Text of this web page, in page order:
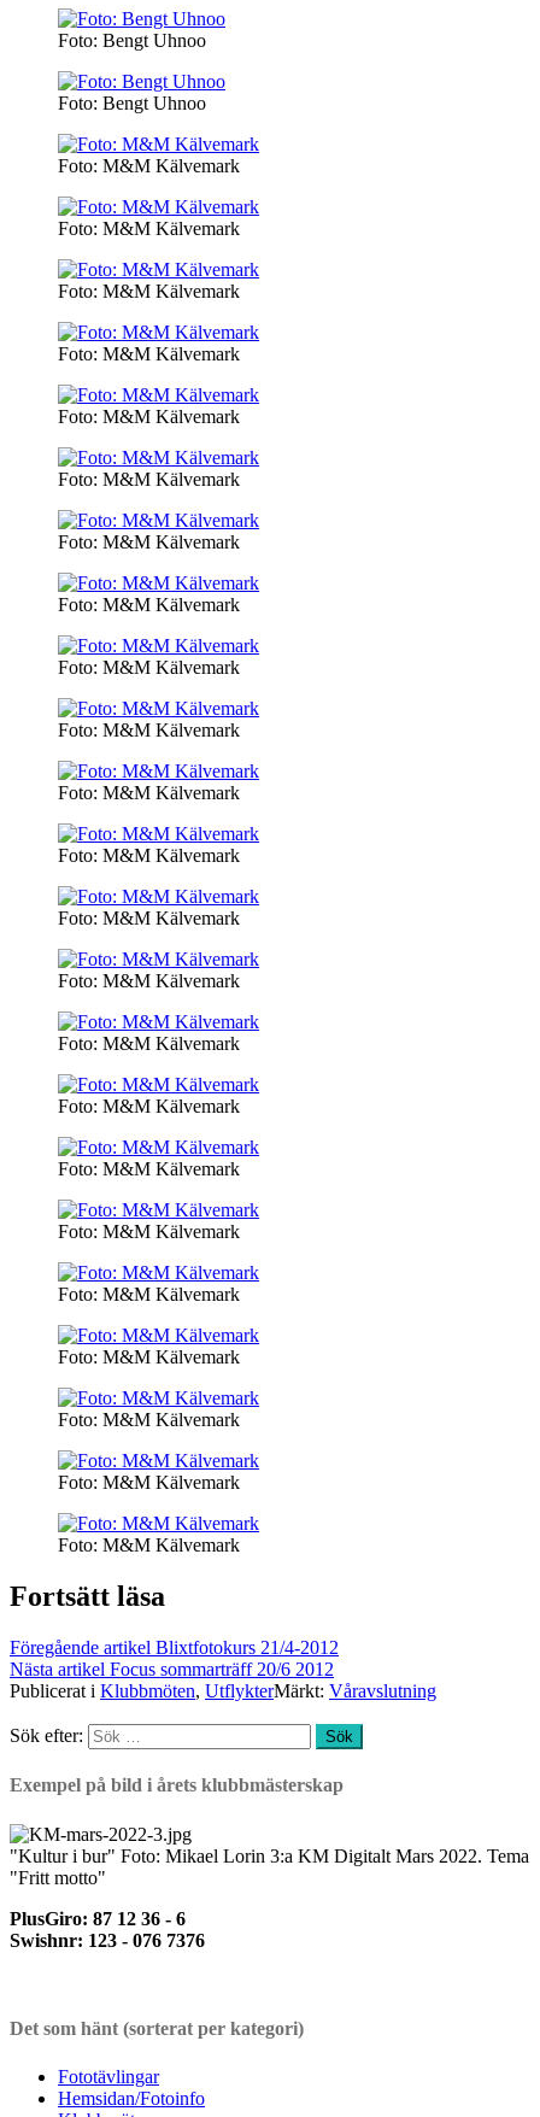
Foto: Bengt Uhnoo
Foto: Bengt Uhnoo
Foto: M&M Kälvemark
Foto: M&M Kälvemark
Foto: M&M Kälvemark
Foto: M&M Kälvemark
Foto: M&M Kälvemark
Foto: M&M Kälvemark
Foto: M&M Kälvemark
Foto: M&M Kälvemark
Foto: M&M Kälvemark
Foto: M&M Kälvemark
Foto: M&M Kälvemark
Foto: M&M Kälvemark
Foto: M&M Kälvemark
Foto: M&M Kälvemark
Foto: M&M Kälvemark
Foto: M&M Kälvemark
Foto: M&M Kälvemark
Foto: M&M Kälvemark
Foto: M&M Kälvemark
Foto: M&M Kälvemark
Foto: M&M Kälvemark
Foto: M&M Kälvemark
Foto: M&M Kälvemark
Fortsätt läsa
Föregående artikel Blixtfotokurs 21/4-2012
Nästa artikel Focus sommarträff 20/6 2012
Publicerat i Klubbmöten, UtflykterMärkt: Våravslutning
Sök efter:
Exempel på bild i årets klubbmästerskap
"Kultur i bur" Foto: Mikael Lorin 3:a KM Digitalt Mars 2022. Tema
"Fritt motto"
PlusGiro: 87 12 36 - 6
Swishnr: 123 - 076 7376
Det som hänt (sorterat per kategori)
Fototävlingar
Hemsidan/Fotoinfo